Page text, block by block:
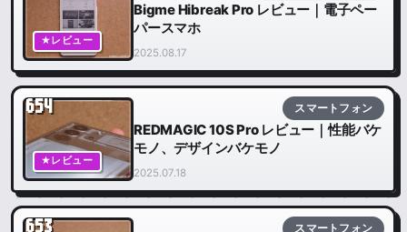
★レビュー
Bigme Hibreak Pro レビュー｜電子ペー
パースマホ
2025.08.17
★レビュー
654 スマートフォン
REDMAGIC 10S Pro レビュー｜性能バケ
モノ、デザインバケモノ
2025.07.18
653 スマートフォン